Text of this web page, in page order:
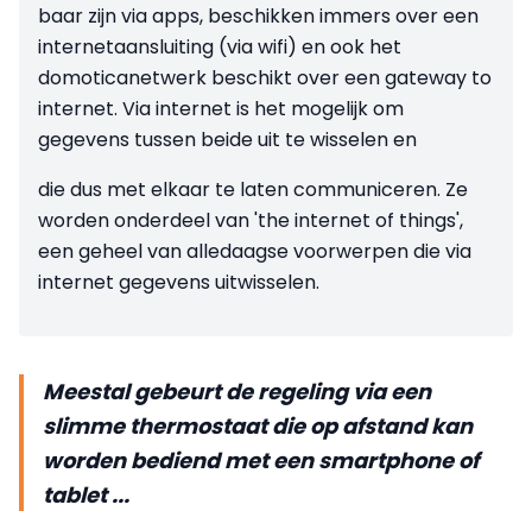
baar zijn via apps, beschikken immers over een
internetaansluiting (via wifi) en ook het
domoticanetwerk beschikt over een gateway to
internet. Via internet is het mogelijk om
gegevens tussen beide uit te wisselen en
die dus met elkaar te laten communiceren. Ze
worden onderdeel van 'the internet of things',
een geheel van alledaagse voorwerpen die via
internet gegevens uitwisselen.
Meestal gebeurt de regeling via een
slimme thermostaat die op afstand kan
worden bediend met een smartphone of
tablet ...